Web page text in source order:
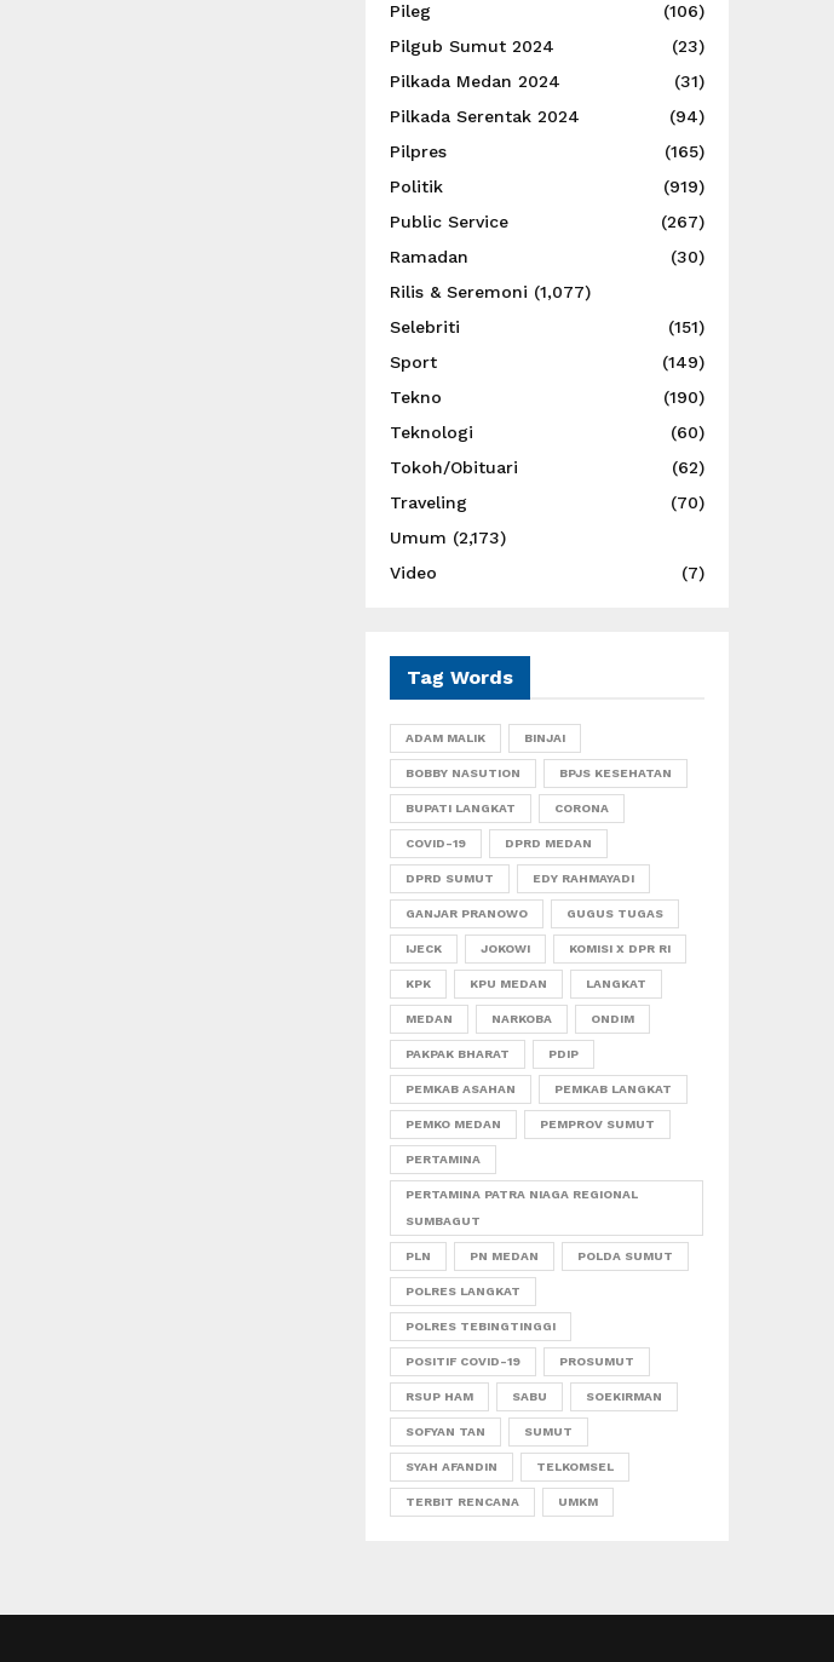
Pileg
(106)
Pilgub Sumut 2024
(23)
Pilkada Medan 2024
(31)
Pilkada Serentak 2024
(94)
Pilpres
(165)
Politik
(919)
Public Service
(267)
Ramadan
(30)
Rilis & Seremoni (1,077)
Selebriti
(151)
Sport
(149)
Tekno
(190)
Teknologi
(60)
Tokoh/Obituari
(62)
Traveling
(70)
Umum (2,173)
Video
(7)
Tag Words
ADAM MALIK BINJAI
BOBBY NASUTION BPJS KESEHATAN
BUPATI LANGKAT CORONA
COVID-19 DPRD MEDAN
DPRD SUMUT EDY RAHMAYADI
GANJAR PRANOWO GUGUS TUGAS
IJECK JOKOWI KOMISI X DPR RI
KPK KPU MEDAN LANGKAT
MEDAN NARKOBA ONDIM
PAKPAK BHARAT PDIP
PEMKAB ASAHAN PEMKAB LANGKAT
PEMKO MEDAN PEMPROV SUMUT
PERTAMINA
PERTAMINA PATRA NIAGA REGIONAL
SUMBAGUT
PLN PN MEDAN POLDA SUMUT
POLRES LANGKAT
POLRES TEBINGTINGGI
POSITIF COVID-19 PROSUMUT
RSUP HAM SABU SOEKIRMAN
SOFYAN TAN SUMUT
SYAH AFANDIN TELKOMSEL
TERBIT RENCANA UMKM